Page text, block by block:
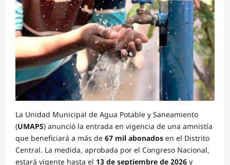
La Unidad Municipal de Agua Potable y Saneamiento
(UMAPS) anunció la entrada en vigencia de una amnistía
que beneficiará a más de 67 mil abonados en el Distrito
Central. La medida, aprobada por el Congreso Nacional,
estará vigente hasta el 13 de septiembre de 2026 y